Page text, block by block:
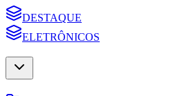
DESTAQUE
ELETRÔNICOS